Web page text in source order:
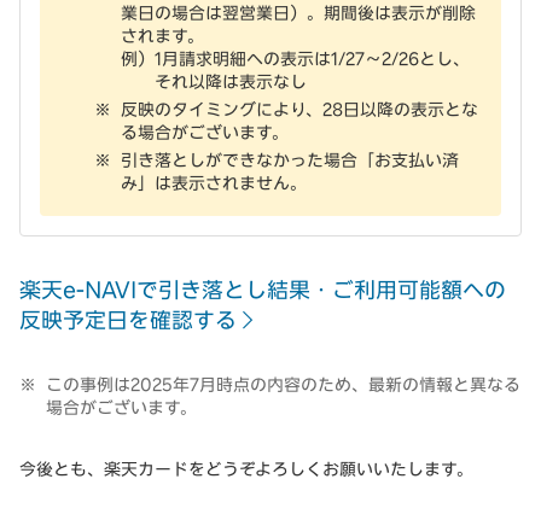
業日の場合は翌営業日）。期間後は表示が削除
されます。
例） 1月請求明細への表示は1/27～2/26とし、
それ以降は表示なし
反映のタイミングにより、28日以降の表示とな
る場合がございます。
引き落としができなかった場合「お支払い済
み」は表示されません。
楽天e-NAVIで引き落とし結果・ご利用可能額への
反映予定日を確認する
この事例は2025年7月時点の内容のため、最新の情報と異なる
場合がございます。
今後とも、楽天カードをどうぞよろしくお願いいたします。